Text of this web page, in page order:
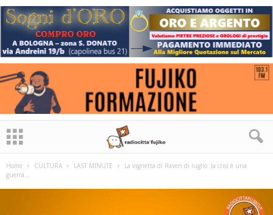
Home CULTURA LAST MINUTE
La vignetta di Raven di luglio: la crisi è una
guerra…